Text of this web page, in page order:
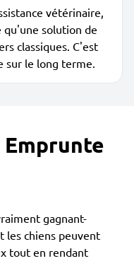
vétérinaire,
qu'une solution de
classiques. C'est
sur le long terme.
gagnant-
les chiens peuvent
tout en rendant